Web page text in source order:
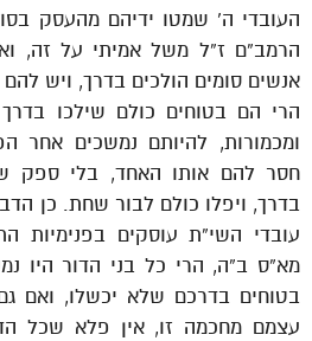
העובדי ה’ שמטו ידיהם מהעסק
הרמב”ם ז”ל משל אמיתי על זה,
אנשים סומים הולכים בדרך, ויש
הרי הם בטוחים כולם שילכו
ומכמורות, להיותם נמשכים
חסר להם אותו האחד, בלי ספק
בדרך, ויפלו כולם לבור שחת. כן
עובדי השי”ת עוסקים בפנימיות
מא”ס ב”ה, הרי כל בני הדור היו
בטוחים בדרכם שלא יכשלו, ואם
עצמם מחכמה זו, אין פלא שכל